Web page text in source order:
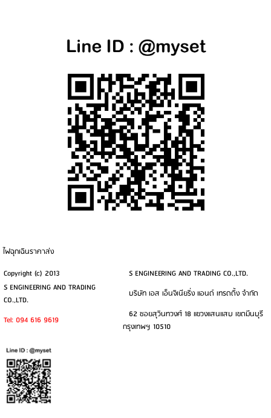
ไฟฉุกเฉินราคาส่ง
Copyright (c) 2013
S ENGINEERING AND TRADING CO.,LTD.
S ENGINEERING AND TRADING
CO.,LTD.
บริษัท เอส เอ็นจิเนียริ่ง แอนด์ เทรดดิ้ง จำกัด
Tel: 094 616 9619
62 ซอยสุวินทวงศ์ 18 แขวงแสนแสบ เขตมีนบุรี
กรุงเทพฯ 10510